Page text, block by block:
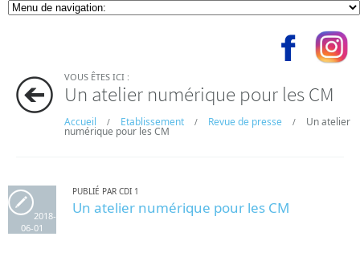
VOUS ÊTES ICI :
Un atelier numérique pour les CM
Accueil / Etablissement / Revue de presse / Un atelier
numérique pour les CM
2018-
06-01
PUBLIÉ PAR CDI 1
Un atelier numérique pour les CM